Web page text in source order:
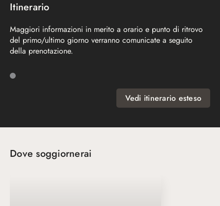
Itinerario
Maggiori informazioni in merito a orario e punto di ritrovo
del primo/ultimo giorno verranno comunicate a seguito
della prenotazione.
Vedi itinerario esteso
Dove soggiornerai